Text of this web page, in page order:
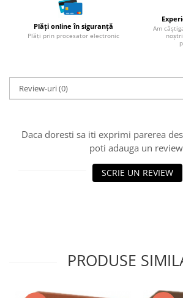
Plăți online în siguranță
Plăți prin procesator electronic
Am
Review-uri(0)
Daca doresti sa iti exprimi parerea
poti adauga un
SCRIE UN REVIEW
PRODUSE